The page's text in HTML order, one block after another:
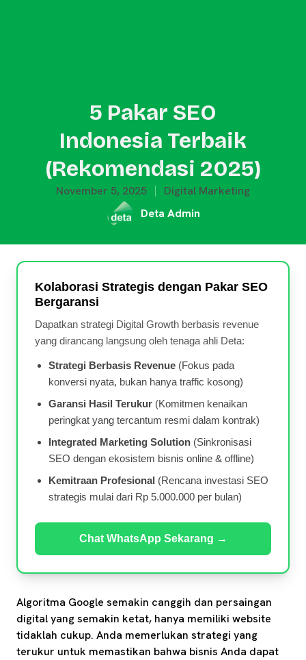
5 Pakar SEO
Indonesia Terbaik
(Rekomendasi 2025)
November 5, 2025
Digital Marketing
Deta Admin
Kolaborasi Strategis dengan Pakar SEO
Bergaransi
Dapatkan strategi Digital Growth berbasis revenue
yang dirancang langsung oleh tenaga ahli Deta:
Strategi Berbasis Revenue (Fokus pada
konversi nyata, bukan hanya traffic kosong)
Garansi Hasil Terukur (Komitmen kenaikan
peringkat yang tercantum resmi dalam kontrak)
Integrated Marketing Solution (Sinkronisasi
SEO dengan ekosistem bisnis online & offline)
Kemitraan Profesional (Rencana investasi SEO
strategis mulai dari Rp 5.000.000 per bulan)
Chat WhatsApp Sekarang →
Algoritma Google semakin canggih dan persaingan
digital yang semakin ketat, hanya memiliki website
tidaklah cukup. Anda memerlukan strategi yang
terukur untuk memastikan bahwa bisnis Anda dapat